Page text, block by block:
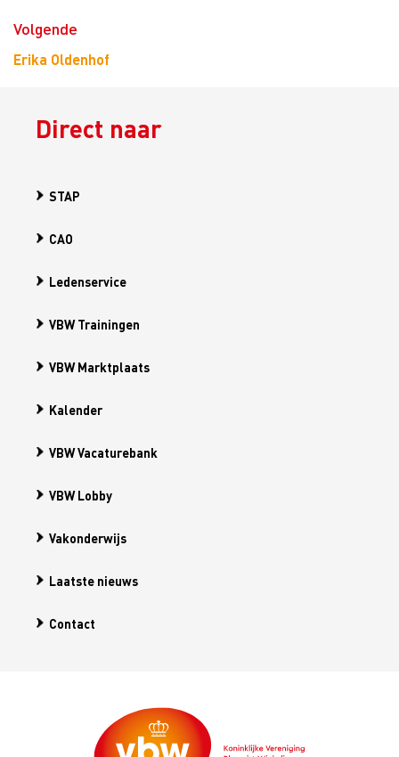
Volgende
Erika Oldenhof
Direct naar
STAP
CAO
Ledenservice
VBW Trainingen
VBW Marktplaats
Kalender
VBW Vacaturebank
VBW Lobby
Vakonderwijs
Laatste nieuws
Contact